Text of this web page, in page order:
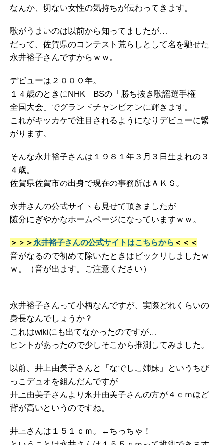
なんか、切ない女性の気持ちが伝わってきます。
歌がうまいのは以前から知ってましたが…
だって、佐賀県のコンテスト荒らしとして名を馳せた
永井裕子さんですからｗｗ。
デビューは２０００年。
１４歳のときにNHK BSの「勝ち抜き歌謡選手権
全国大会」でグランドチャンピオンに輝きます。
これがキッカケで注目されるようになりデビューに繋
がります。
そんな永井裕子さんは１９８１年３月３日生まれの３
４歳。
佐賀県佐賀市の出身で現在の事務所はＡＫＳ。
永井さんの公式サイトも見せて頂きましたが
随分にぎやかなホームページになっていますｗｗ。
＞＞＞ 永井裕子さんの公式サイトはこちらから ＜＜＜
音がなるので初めて除いたときはビックリしましたｗ
ｗ。（音が出ます。ご注意ください）
永井裕子さんって小柄なんですが、実際どれくらいの
身長なんでしょうか？
これはwikiにも出てなかったのですが…
ヒントがあったので少しそこから推測してみました。
以前、井上由美子さんと「なでしこ姉妹」というちび
っこデュオを組んだんですが
井上由美子さんより永井由美子さんの方が４ｃｍほど
背が高いというのですね。
井上さんは１５１ｃｍ。←ちっちゃ！